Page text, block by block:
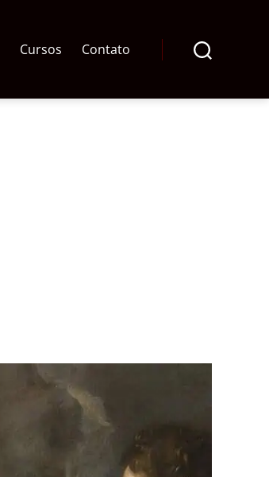
Cursos Contato